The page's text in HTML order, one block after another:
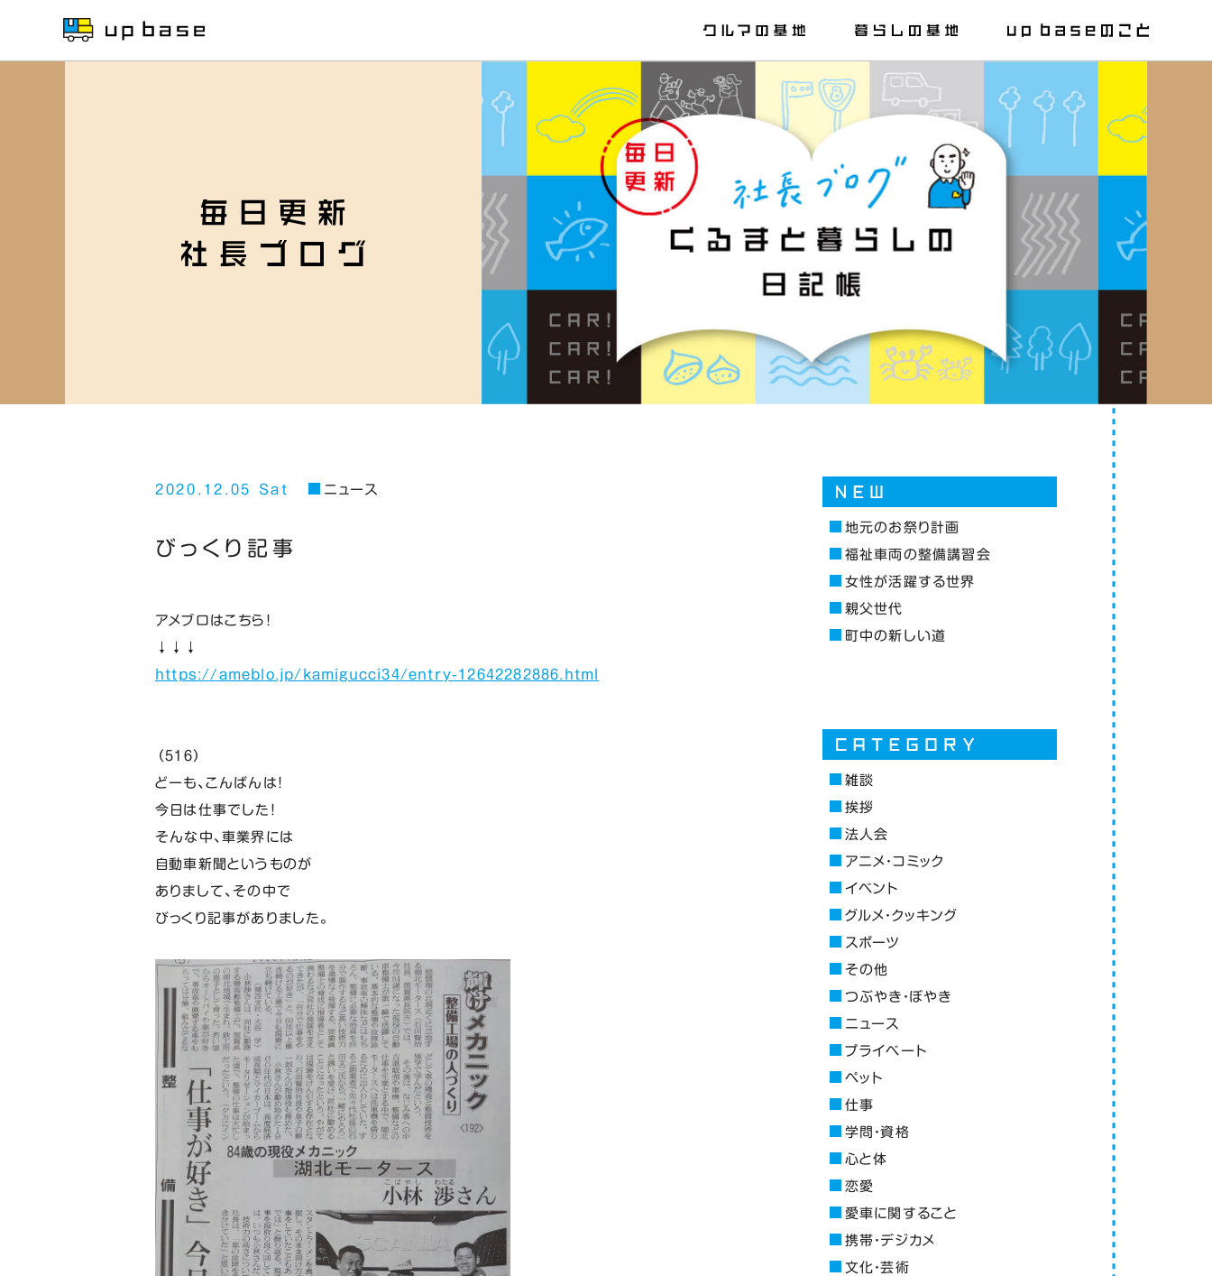
2020.12.05 Sat ニュース
びっくり記事
アメブロはこちら！
↓↓↓
https://ameblo.jp/kamigucci34/entry-12642282886.html
（５１６）
どーも、こんばんは！
今日は仕事でした！
そんな中、車業界には
自動車新聞というものが
ありまして、その中で
びっくり記事がありました。
地元のお祭り計画
福祉車両の整備講習会
女性が活躍する世界
親父世代
町中の新しい道
雑談
挨拶
法人会
アニメ・コミック
イベント
グルメ・クッキング
スポーツ
その他
つぶやき・ぼやき
ニュース
プライベート
ペット
仕事
学問・資格
心と体
恋愛
愛車に関すること
携帯・デジカメ
文化・芸術